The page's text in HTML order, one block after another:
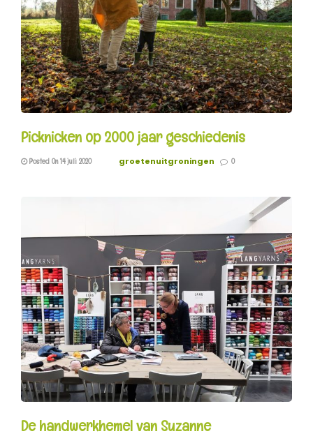
Picknicken op 2000 jaar geschiedenis
Posted On 14 juli 2020 groetenuitgroningen 0
De handwerkhemel van Suzanne